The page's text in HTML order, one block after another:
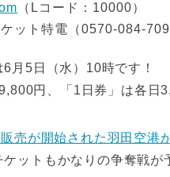
（Lコード：10000）
ット特電（0570-084-709
月5日（水）10時です！
円、「1日券」は各日
売が開始された羽田空港
ットもかなりの争奪戦が